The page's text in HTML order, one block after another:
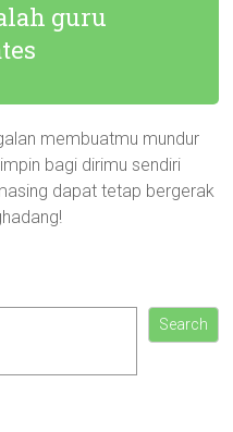
guru
membuatmu mundur
bagi dirimu sendiri
dapat tetap bergerak
Search